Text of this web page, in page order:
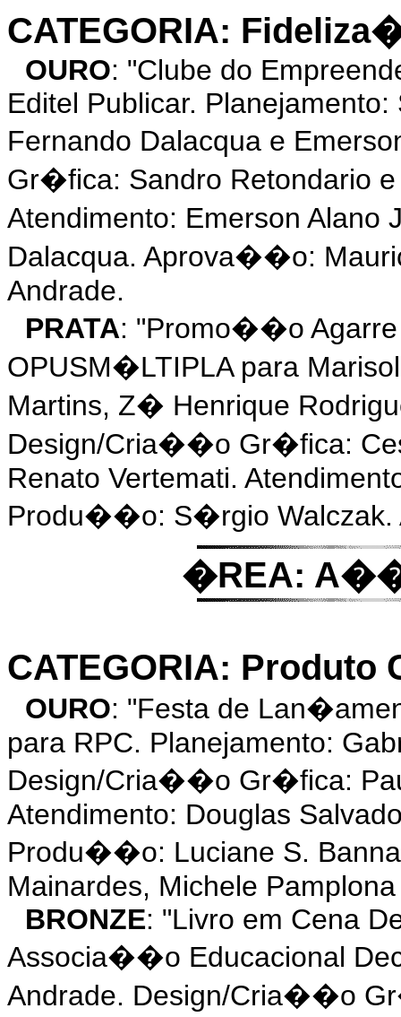
CATEGORIA:
OURO: "Clube do
Editel Publicar.
Fernando Dalacqua e
Gr�fica: Sandro Retondario
Atendimento: Emerson
Dalacqua. Aprova��o:
Andrade.
PRATA: "Promo��o Agarre
OPUSM�LTIPLA para
Martins, Z� Henrique
Design/Cria��o Gr�fica:
Renato Vertemati.
Produ��o: S�rgio
�REA:
CATEGORIA: Produto
OURO: "Festa de
para RPC. Planejamento:
Design/Cria��o Gr�fica:
Atendimento: Douglas
Produ��o: Luciane S.
Mainardes, Michele
BRONZE: "Livro em Cena
Associa��o Educacional
Andrade. Design/Cria��o